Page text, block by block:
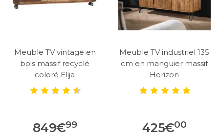
Meuble TV vintage en
bois massif recyclé
coloré Elija
849€99
Meuble TV industriel 135
cm en manguier massif
Horizon
425€00